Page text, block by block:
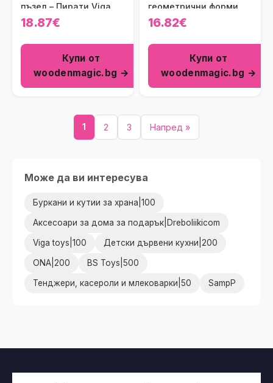
пъзел – Пирати Viga
toys
18.87€
Купи от
woodenmagic.bg →
геометрични форми –
Животни Polar B Viga
16.82€
Купи от
woodenmagic.bg →
1 2 3 Напред »
Може да ви интересува
Буркани и кутии за храна|100
Аксесоари за дома за подарък|Dreboliikicom
Viga toys|100 Детски дървени кухни|200
ONA|200 BS Toys|500
Тенджери, касероли и млековарки|50 SampP